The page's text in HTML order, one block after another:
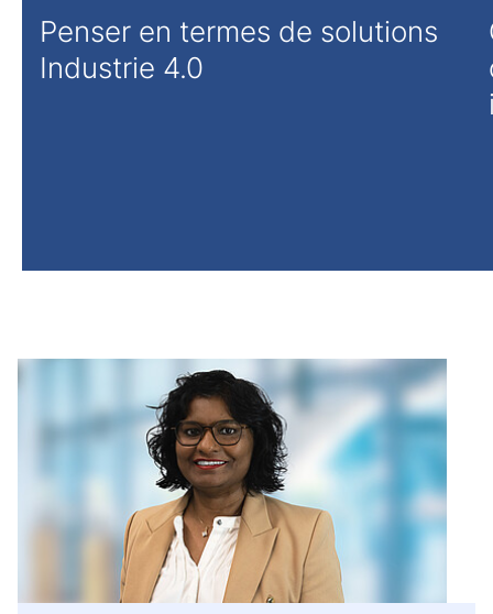
Penser en termes de solutions
Industrie 4.0